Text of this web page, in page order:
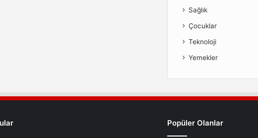
Sağlık
Çocuklar
Teknoloji
Yemekler
Popüler Olanlar